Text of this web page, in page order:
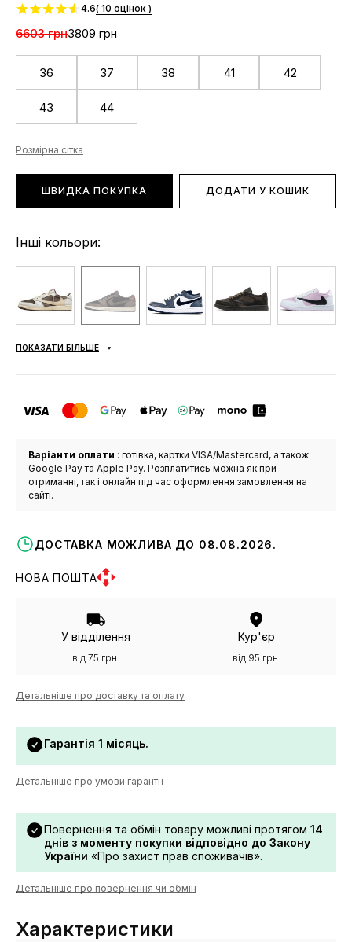
4.6( 10 оцінок )
6603 грн3809 грн
36 37 38 41 42
43 44
Розмірна сітка
ШВИДКА ПОКУПКА ДОДАТИ У КОШИК
Інші кольори:
ПОКАЗАТИ БІЛЬШЕ
Варіанти оплати : готівка, картки VISA/Mastercard, а також
Google Pay та Apple Pay. Розплатитись можна як при
отриманні, так і онлайн під час оформлення замовлення на
сайті.
ДОСТАВКА МОЖЛИВА ДО 08.08.2026.
НОВА ПОШТА
У відділення
від 75 грн.
Кур'єр
від 95 грн.
Детальніше про доставку та оплату
Гарантія 1 місяць.
Детальніше про умови гарантії
Повернення та обмін товару можливі протягом 14
днів з моменту покупки відповідно до Закону
України «Про захист прав споживачів».
Детальніше про повернення чи обмін
Характеристики